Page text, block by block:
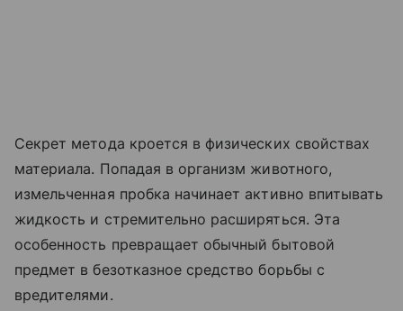
Секрет метода кроется в физических свойствах
материала. Попадая в организм животного,
измельченная пробка начинает активно впитывать
жидкость и стремительно расширяться. Эта
особенность превращает обычный бытовой
предмет в безотказное средство борьбы с
вредителями.